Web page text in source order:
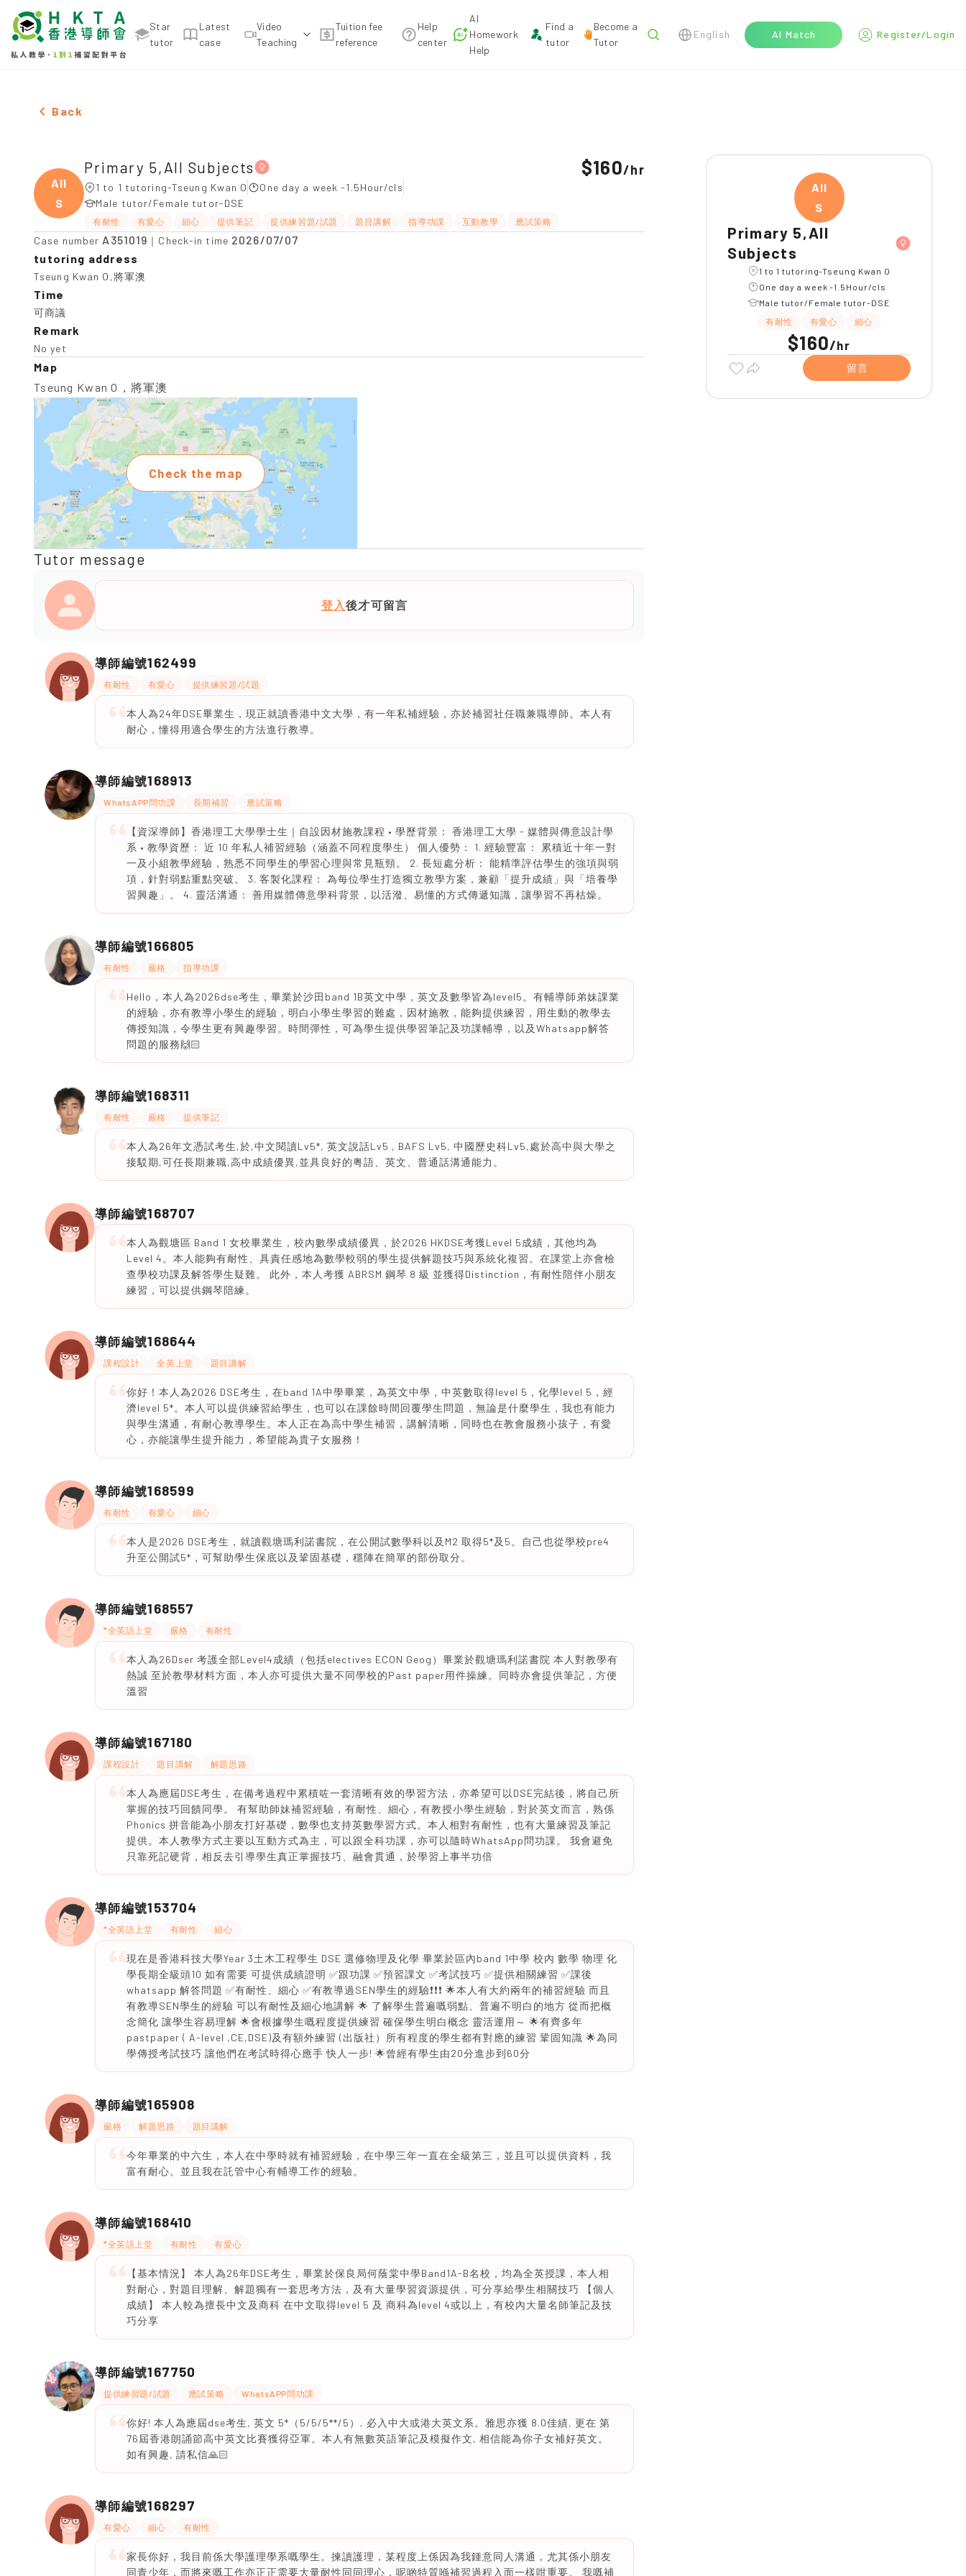
Star
tutor
Latest
case
Video
Teaching
Tuition fee
reference
Help
center
AI
Homework
Help
Find a
tutor
Become a
Tutor
English AI Match Register/Login
Female Primary 5,All Subjects，Tseung Kwan O Tuition recommendation
Back
All
S
Primary 5,All Subjects
1 to 1 tutoring-Tseung Kwan O
One day a week -1.5Hour/cls
Male tutor/Female tutor-DSE
有耐性 有愛心 細心 提供筆記 提供練習題/試題 題目講解 指導功課 互動教學 應試策略
$160/hr
Case number A351019 ｜Check-in time 2026/07/07
tutoring address
Tseung Kwan O,將軍澳
Time
可商議
Remark
No yet
Map
Tseung Kwan O，將軍澳
Check the map
Tutor message
登入後才可留言
導師編號162499
有耐性 有愛心 提供練習題/試題
本人為24年DSE畢業生，現正就讀香港中文大學，有一年私補經驗，亦於補習社任職兼職導師。本人有
耐心，懂得用適合學生的方法進行教導。
導師編號168913
WhatsAPP問功課 長期補習 應試策略
【資深導師】香港理工大學學士生｜自設因材施教課程 • 學歷背景： 香港理工大學 - 媒體與傳意設計學
系 • 教學資歷： 近 10 年私人補習經驗（涵蓋不同程度學生） 個人優勢： 1. 經驗豐富： 累積近十年一對
一及小組教學經驗，熟悉不同學生的學習心理與常見瓶頸。 2. 長短處分析： 能精準評估學生的強項與弱
項，針對弱點重點突破。 3. 客製化課程： 為每位學生打造獨立教學方案，兼顧「提升成績」與「培養學
習興趣」。 4. 靈活溝通： 善用媒體傳意學科背景，以活潑、易懂的方式傳遞知識，讓學習不再枯燥。
導師編號166805
有耐性 嚴格 指導功課
Hello，本人為2026dse考生，畢業於沙田band 1B英文中學，英文及數學皆為level5。有輔導師弟妹課業
的經驗，亦有教導小學生的經驗，明白小學生學習的難處，因材施教，能夠提供練習，用生動的教學去
傳授知識，令學生更有興趣學習。時間彈性，可為學生提供學習筆記及功課輔導，以及Whatsapp解答
問題的服務🙌🏻
導師編號168311
有耐性 嚴格 提供筆記
本人為26年文憑試考生,於,中文閱讀Lv5*, 英文說話Lv5 , BAFS Lv5, 中國歷史科Lv5,處於高中與大學之
接駁期,可任長期兼職,高中成績優異,並具良好的粤語、英文、普通話溝通能力。
導師編號168707
本人為觀塘區 Band 1 女校畢業生，校內數學成績優異，於2026 HKDSE考獲Level 5成績，其他均為
Level 4。本人能夠有耐性、具責任感地為數學較弱的學生提供解題技巧與系統化複習。在課堂上亦會檢
查學校功課及解答學生疑難。 此外，本人考獲 ABRSM 鋼琴 8 級 並獲得Distinction，有耐性陪伴小朋友
練習，可以提供鋼琴陪練。
導師編號168644
課程設計 全英上堂 題目講解
你好！本人為2026 DSE考生，在band 1A中學畢業，為英文中學，中英數取得level 5，化學level 5，經
濟level 5*。本人可以提供練習給學生，也可以在課餘時間回覆學生問題，無論是什麼學生，我也有能力
與學生溝通，有耐心教導學生。本人正在為高中學生補習，講解清晰，同時也在教會服務小孩子，有愛
心，亦能讓學生提升能力，希望能為貴子女服務！
導師編號168599
有耐性 有愛心 細心
本人是2026 DSE考生，就讀觀塘瑪利諾書院，在公開試數學科以及M2 取得5*及5。自己也從學校pre4
升至公開試5*，可幫助學生保底以及鞏固基礎，穩陣在簡單的部份取分。
導師編號168557
*全英語上堂 嚴格 有耐性
本人為26Dser 考護全部Level4成績（包括electives ECON Geog）畢業於觀塘瑪利諾書院 本人對教學有
熱誠 至於教學材料方面，本人亦可提供大量不同學校的Past paper用件操練。同時亦會提供筆記，方便
溫習
導師編號167180
課程設計 題目講解 解題思路
本人為應屆DSE考生，在備考過程中累積咗一套清晰有效的學習方法，亦希望可以DSE完結後，將自己所
掌握的技巧回饋同學。 有幫助師妹補習經驗，有耐性、細心，有教授小學生經驗，對於英文而言，熟係
Phonics 拼音能為小朋友打好基礎，數學也支持英數學習方式。本人相對有耐性，也有大量練習及筆記
提供。本人教學方式主要以互動方式為主，可以跟全科功課，亦可以隨時WhatsApp問功課。 我會避免
只靠死記硬背，相反去引導學生真正掌握技巧、融會貫通，於學習上事半功倍
導師編號153704
*全英語上堂 有耐性 細心
現在是香港科技大學Year 3土木工程學生 DSE 選修物理及化學 畢業於區內band 1中學 校內 數學 物理 化
學長期全級頭10 如有需要 可提供成績證明 ✅跟功課 ✅預習課文 ✅考試技巧 ✅提供相關練習 ✅課後
whatsapp 解答問題 ✅有耐性、細心 ✅有教導過SEN學生的經驗❗️❗️❗️ 🌟本人有大約兩年的補習經驗 而且
有教導SEN學生的經驗 可以有耐性及細心地講解 🌟 了解學生普遍嘅弱點、普遍不明白的地方 從而把概
念簡化 讓學生容易理解 🌟會根據學生嘅程度提供練習 確保學生明白概念 靈活運用～ 🌟有齊多年
pastpaper ( A-level ,CE,DSE)及有額外練習 (出版社）所有程度的學生都有對應的練習 鞏固知識 🌟為同
學傳授考試技巧 讓他們在考試時得心應手 快人一步! 🌟曾經有學生由20分進步到60分
導師編號165908
嚴格 解題思路 題目講解
今年畢業的中六生，本人在中學時就有補習經驗，在中學三年一直在全級第三，並且可以提供資料，我
富有耐心。並且我在託管中心有輔導工作的經驗。
導師編號168410
*全英語上堂 有耐性 有愛心
【基本情況】 本人為26年DSE考生，畢業於保良局何蔭棠中學Band1A-B名校，均為全英授課，本人相
對耐心，對題目理解、解題獨有一套思考方法，及有大量學習資源提供，可分享給學生相關技巧 【個人
成績】 本人較為擅長中文及商科 在中文取得level 5 及 商科為level 4或以上，有校內大量名師筆記及技
巧分享
導師編號167750
提供練習題/試題 應試策略 WhatsAPP問功課
你好! 本人為應屆dse考生, 英文 5*（5/5/5**/5）, 必入中大或港大英文系。雅思亦獲 8.0佳績, 更在 第
76屆香港朗誦節高中英文比賽獲得亞軍。本人有無數英語筆記及模擬作文, 相信能為你子女補好英文。
如有興趣, 請私信🙏🏻
導師編號168297
有愛心 細心 有耐性
家長你好，我目前係大學護理學系嘅學生。揀讀護理，某程度上係因為我鍾意同人溝通，尤其係小朋友
同青少年，而將來嘅工作亦正正需要大量耐性同同理心，呢啲特質喺補習過程入面一樣咁重要。 我嘅補
All
S
Primary 5,All
Subjects
1 to 1 tutoring-Tseung Kwan O
One day a week -1.5Hour/cls
Male tutor/Female tutor-DSE
有耐性
有愛心 細心
$160/hr
留言